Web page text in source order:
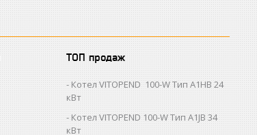
ТОП продаж
Котел VITOPEND 100-W Тип A1HB 24
кВт
Котел VITOPEND 100-W Тип A1JB 34
кВт